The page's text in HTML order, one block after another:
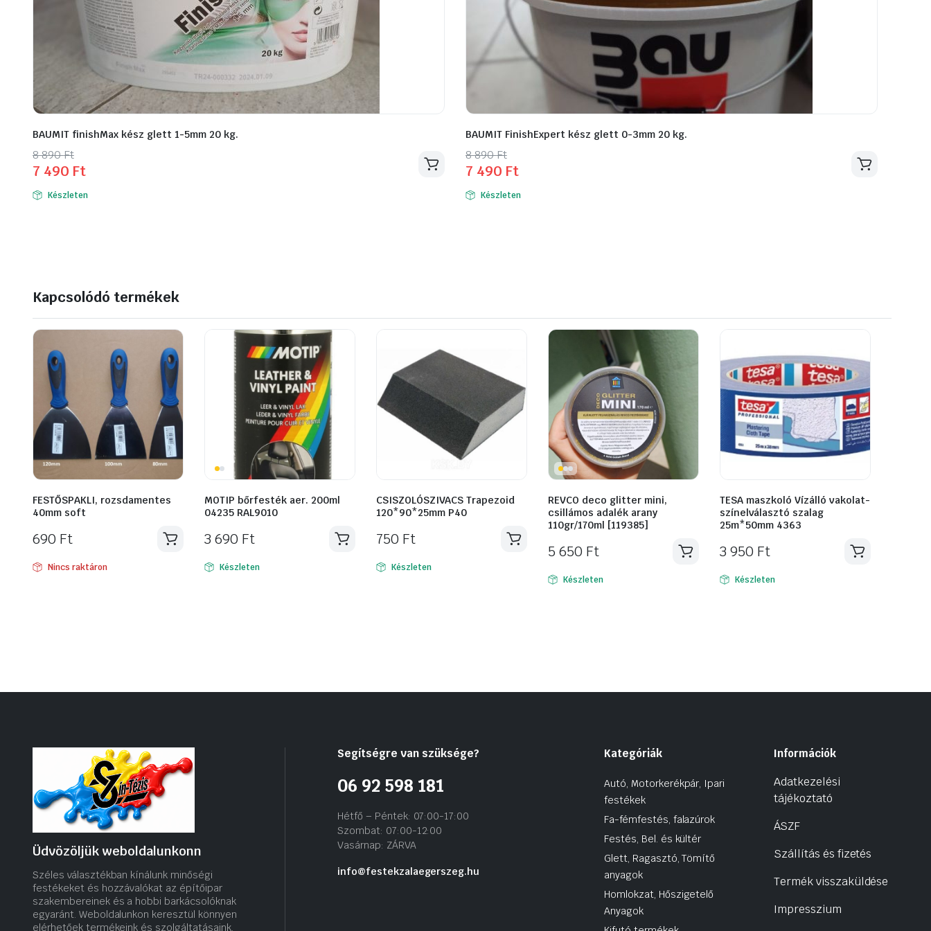
BAUMIT finishMax kész glett 1-5mm 20 kg.
8 890Ft
Original
price
was:
7 490 Ft
Current
price
is: Készleten
BAUMIT FinishExpert kész glett 0-3mm 20 kg.
8 890Ft
Original
price
was:
7 490 Ft
Current
price
is: Készleten
Kapcsolódó termékek
FESTŐSPAKLI, rozsdamentes
40mm soft
690 Ft
Nincs raktáron
MOTIP bőrfesték aer. 200ml
04235 RAL9010
3 690 Ft
Készleten
CSISZOLÓSZIVACS Trapezoid
120*90*25mm P40
750 Ft
Készleten
REVCO deco glitter mini,
csillámos adalék arany
110gr/170ml [119385]
5 650 Ft
Készleten
TESA maszkoló Vízálló vakolat-
színelválasztó szalag
25m*50mm 4363
3 950 Ft
Készleten
Üdvözöljük weboldalunkonn
Széles választékban kínálunk minőségi
festékeket és hozzávalókat az építőipar
szakembereinek és a hobbi barkácsolóknak
egyaránt. Weboldalunkon keresztül könnyen
elérhetőek termékeink és szolgáltatásaink,
Segítségre van szüksége?
06 92 598 181
Hétfő – Péntek: 07:00-17:00
Szombat: 07:00-12:00
Vasárnap: ZÁRVA
info@festekzalaegerszeg.hu
Kategóriák
Autó, Motorkerékpár, Ipari
festékek
Fa-fémfestés, falazúrok
Festés, Bel. és kültér
Glett, Ragasztó, Tömítő
anyagok
Homlokzat, Hőszigetelő
Anyagok
Információk
Adatkezelési
tájékoztató
ÁSZF
Szállítás és fizetés
Termék visszaküldése
Impresszium